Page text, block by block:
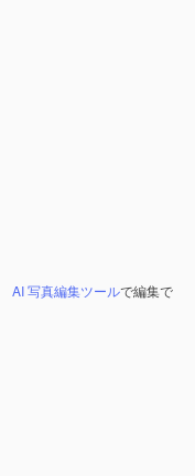
AI 写真編集ツールで編集で